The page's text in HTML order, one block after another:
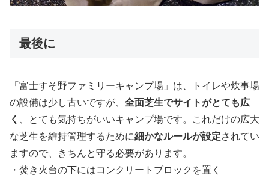
最後に
「富士すそ野ファミリーキャンプ場」は、
トイレや炊事場
の設備は少し古いですが、 全面芝生でサイトがとても広
く
、とても気持ちがいいキャンプ場です。これだけの広大
な芝生を維持管理するために細かなルールが設定されてい
ますので、きちんと守る必要があります。
・焚き火台の下にはコンクリートブロックを置く